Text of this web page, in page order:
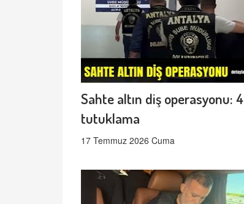
Sahte altın diş operasyonu: 4
tutuklama
17 Temmuz 2026 Cuma